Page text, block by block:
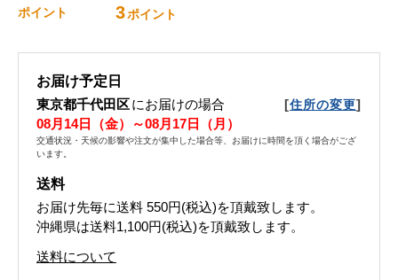
ポイント 3ポイント
お届け予定日
東京都千代田区にお届けの場合 [住所の変更]
08月14日（金）～08月17日（月）
交通状況・天候の影響や注文が集中した場合等、お届けに時間を頂く場合がござ
います。
送料
お届け先毎に送料 550円(税込)を頂戴致します。
沖縄県は送料1,100円(税込)を頂戴致します。
送料について